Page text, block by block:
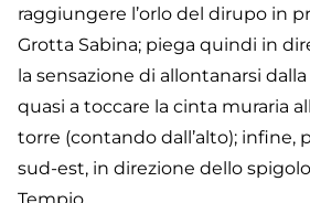
raggiungere l’orlo del dirupo in
Grotta Sabina; piega quindi in
la sensazione di allontanarsi
quasi a toccare la cinta muraria
torre (contando dall’alto); infine,
sud-est, in direzione dello